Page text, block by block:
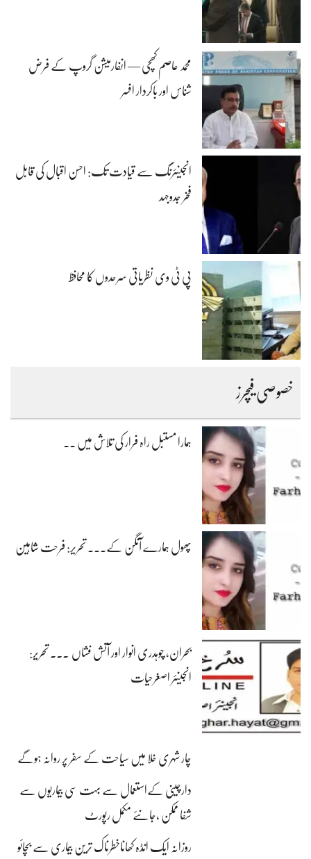
محمد عاصم کھچی — انفارمیشن گروپ کے فرض
شناس اور باکردار افسر
انجینئرنگ سے قیادت تک: احسن اقبال کی قابل
فخر جدوجہد
پی ٹی وی نظریاتی سرحدوں کا محافظ
خصوصی فیچرز
ہمارا مستبل راہ فرار کی تلاش میں ۔۔
پھول ہمارے آنگن کے۔۔۔ تحریر: فرحت شاہین
بحران، چوہدری انوار اور آتش فشاں ۔۔۔ تحریر:
انجینئر اصغرحیات
چار شہری خلا میں سیاحت کے سفر پر روانہ ہوگے
دارچینی کےاستعمال سے بہت سی بیماریوں سے
شفا ممکن ،جانئے مکمل رپورٹ
روزانہ ایک انڈہ کھاناخطرناک ترین بیماری سے بچائو